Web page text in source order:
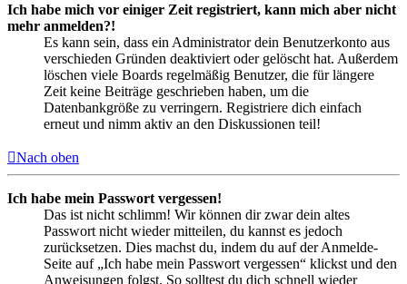
Ich habe mich vor einiger Zeit registriert, kann mich aber nicht
mehr anmelden?!
Es kann sein, dass ein Administrator dein Benutzerkonto aus
verschieden Gründen deaktiviert oder gelöscht hat. Außerdem
löschen viele Boards regelmäßig Benutzer, die für längere
Zeit keine Beiträge geschrieben haben, um die
Datenbankgröße zu verringern. Registriere dich einfach
erneut und nimm aktiv an den Diskussionen teil!
Nach oben
Ich habe mein Passwort vergessen!
Das ist nicht schlimm! Wir können dir zwar dein altes
Passwort nicht wieder mitteilen, du kannst es jedoch
zurücksetzen. Dies machst du, indem du auf der Anmelde-
Seite auf „Ich habe mein Passwort vergessen“ klickst und den
Anweisungen folgst. So solltest du dich schnell wieder